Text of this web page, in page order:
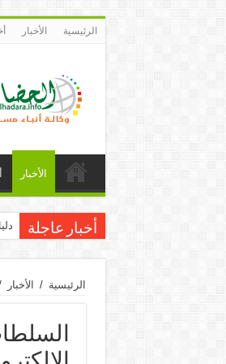
الرئيسية الأخبار
الأخبار
أخبار عاجلة
الرئيسية / الأخبار